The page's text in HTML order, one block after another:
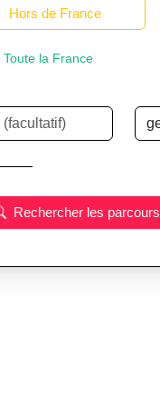
Hors de France
Toute la France
Rechercher les parcours